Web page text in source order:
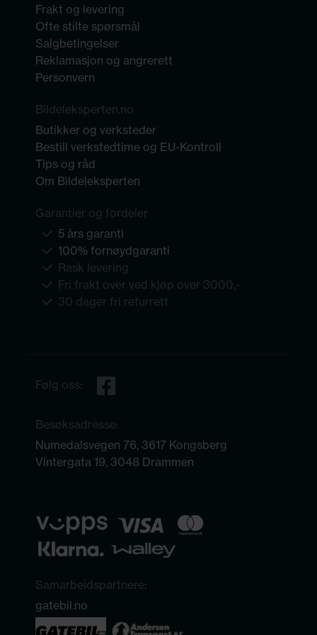
Frakt og levering
Ofte stilte spørsmål
Salgbetingelser
Reklamasjon og angrerett
Personvern
Bildeleksperten.no
Butikker og verksteder
Bestill verkstedtime og EU-Kontroll
Tips og råd
Om Bildeleksperten
Garantier og fordeler
5 års garanti
100% fornøydgaranti
Rask levering
Fri frakt over ved kjøp over 3000,-
30 dager fri returrett
Følg oss:
Besøksadresse:
Numedalsvegen 76, 3617 Kongsberg
Vintergata 19, 3048 Drammen
Samarbeidspartnere:
gatebil.no